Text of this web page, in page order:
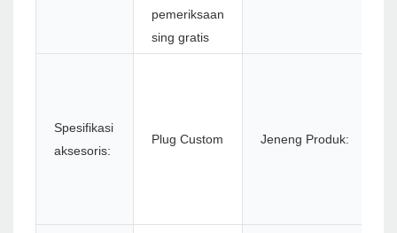
pemeriksaan
sing gratis
Spesifikasi
aksesoris:
Plug Custom Jeneng Produk: